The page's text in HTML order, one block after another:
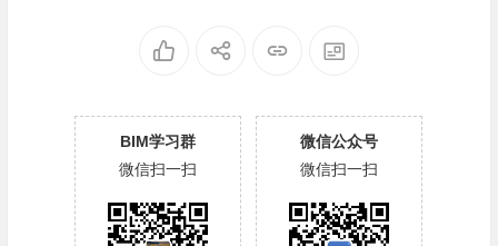
BIM学习群
微信扫一扫
微信公众号
微信扫一扫